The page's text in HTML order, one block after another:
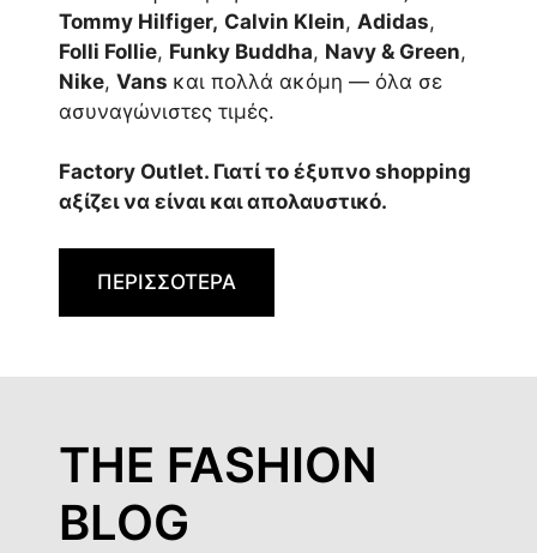
Tommy Hilfiger, Calvin Klein, Adidas,
Folli Follie, Funky Buddha, Navy & Green,
Nike, Vans και πολλά ακόμη — όλα σε
ασυναγώνιστες τιμές.
Factory Outlet. Γιατί το έξυπνο shopping
αξίζει να είναι και απολαυστικό.
ΠΕΡΙΣΣΟΤΕΡΑ
THE FASHION
BLOG